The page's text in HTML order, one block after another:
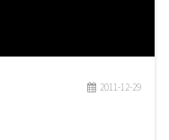
2011-12-29